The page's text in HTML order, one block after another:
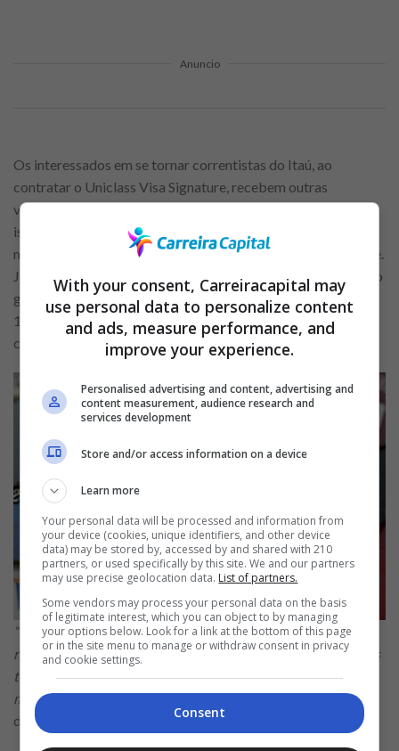
Anuncio
Os interessados em se tornar correntistas do Itaú, ao
contratar o Uniclass Visa Signature, recebem outras
vantagens: nos primeiros 12 meses, o cliente tem 100% de
isenção na taxa de anuidade do cartão e, também, na
mensalidade do pacote de serviços atrelado à conta corrente.
Já na abertura da conta, o banco ainda oferece 10 dias de uso
gratuito do limite do cheque especial a cada 30 dias, durante
12 meses – período calculado a partir da data inicial de cada
contrato.
“Esse é mais um passo para aprimorar as iniciativas
relacionadas ao segmento Uniclass, para que nossos clientes
tenham mais benefícios, e o banco, por outro lado, se
mantenha competitivo e relevante”,finaliza Felipe Wey,
diretor do segmento Uniclass do Itaú Unibanco.
With your consent, Carreiracapital may
use personal data to personalize content
and ads, measure performance, and
improve your experience.
Personalised advertising and content, advertising and
content measurement, audience research and
services development
Store and/or access information on a device
Learn more
Your personal data will be processed and information from
your device (cookies, unique identifiers, and other device
data) may be stored by, accessed by and shared with 210
partners, or used specifically by this site. We and our partners
may use precise geolocation data. List of partners.
Some vendors may process your personal data on the basis
of legitimate interest, which you can object to by managing
your options below. Look for a link at the bottom of this page
or in the site menu to manage or withdraw consent in privacy
and cookie settings.
Consent